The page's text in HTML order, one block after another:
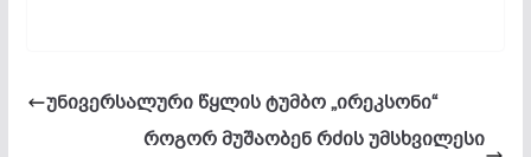
უნივერსალური წყლის ტუმბო „ირეკსონი“
როგორ მუშაობენ რძის უმსხვილესი